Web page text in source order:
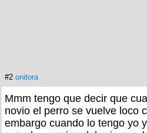
#2 onitora
Mmm tengo que decir que
novio el perro se vuelve loco
embargo cuando lo tengo yo